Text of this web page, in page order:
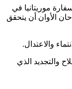
موريتانيا في
الأوان أن يتحقق
والاعتدال.
والتجديد الذي